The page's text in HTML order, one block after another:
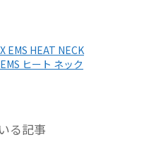
EMS HEAT NECK
ヒート ネック
る記事